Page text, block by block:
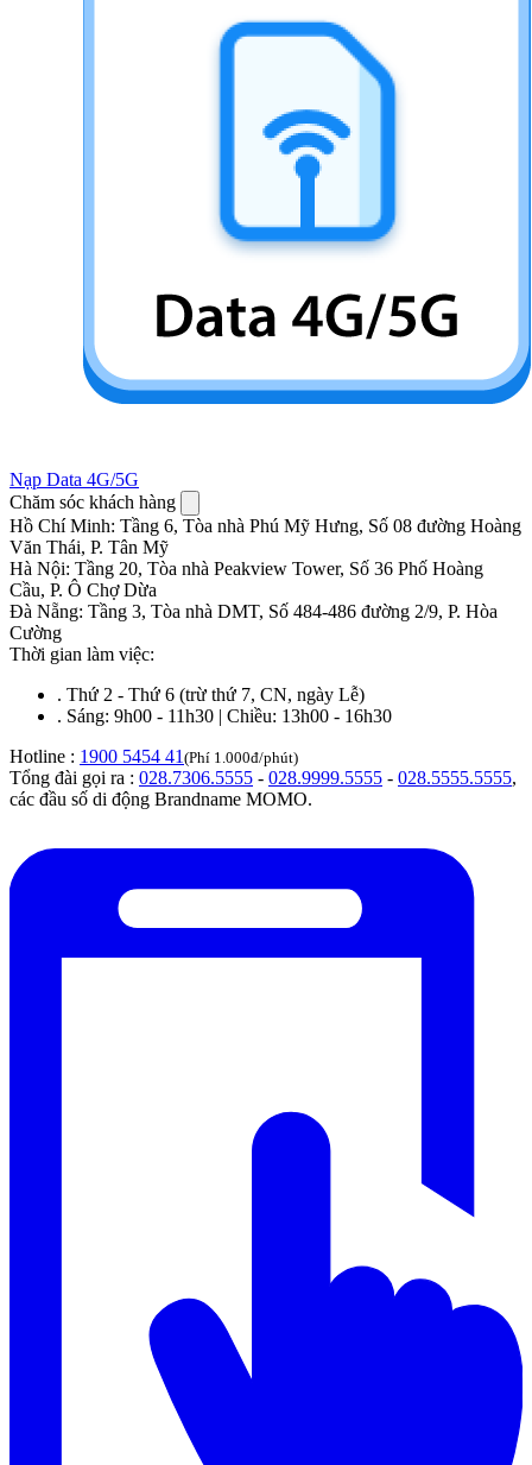
Nạp Data 4G/5G
Chăm sóc khách hàng
Hồ Chí Minh: Tầng 6, Tòa nhà Phú Mỹ Hưng, Số 08 đường Hoàng
Văn Thái, P. Tân Mỹ
Hà Nội: Tầng 20, Tòa nhà Peakview Tower, Số 36 Phố Hoàng
Cầu, P. Ô Chợ Dừa
Đà Nẵng: Tầng 3, Tòa nhà DMT, Số 484-486 đường 2/9, P. Hòa
Cường
Thời gian làm việc:
. Thứ 2 - Thứ 6 (trừ thứ 7, CN, ngày Lễ)
. Sáng: 9h00 - 11h30 | Chiều: 13h00 - 16h30
Hotline : 1900 5454 41 (Phí 1.000đ/phút)
Tổng đài gọi ra : 028.7306.5555 - 028.9999.5555 - 028.5555.5555,
các đầu số di động Brandname MOMO.